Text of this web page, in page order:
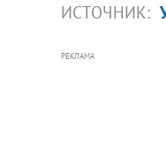
ИСТОЧНИК:
РЕКЛАМА